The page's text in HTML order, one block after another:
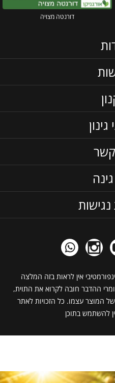
דורנטה מצויה
אין לראות בזה המלצה
ההדבר חובה לקרוא את התוית,
המוצר עצמו. כל הזכויות לאתר
להשתמש בתוכן